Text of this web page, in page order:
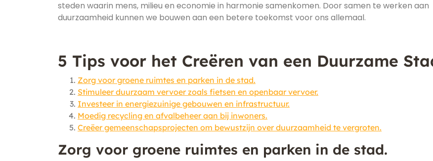
steden waarin mens, milieu en economie in harmonie samenkomen. Door samen te werken aan
duurzaamheid kunnen we bouwen aan een betere toekomst voor ons allemaal.
5 Tips voor het Creëren van een Duurzame
Zorg voor groene ruimtes en parken in de stad.
Stimuleer duurzaam vervoer zoals fietsen en openbaar vervoer.
Investeer in energiezuinige gebouwen en infrastructuur.
Moedig recycling en afvalbeheer aan bij inwoners.
Creëer gemeenschapsprojecten om bewustzijn over duurzaamheid te vergroten.
Zorg voor groene ruimtes en parken in de stad.